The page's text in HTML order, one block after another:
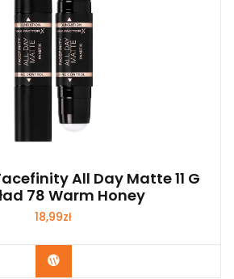
All Day Matte 11 G
78 Warm Honey
18,99zł
Zobacz